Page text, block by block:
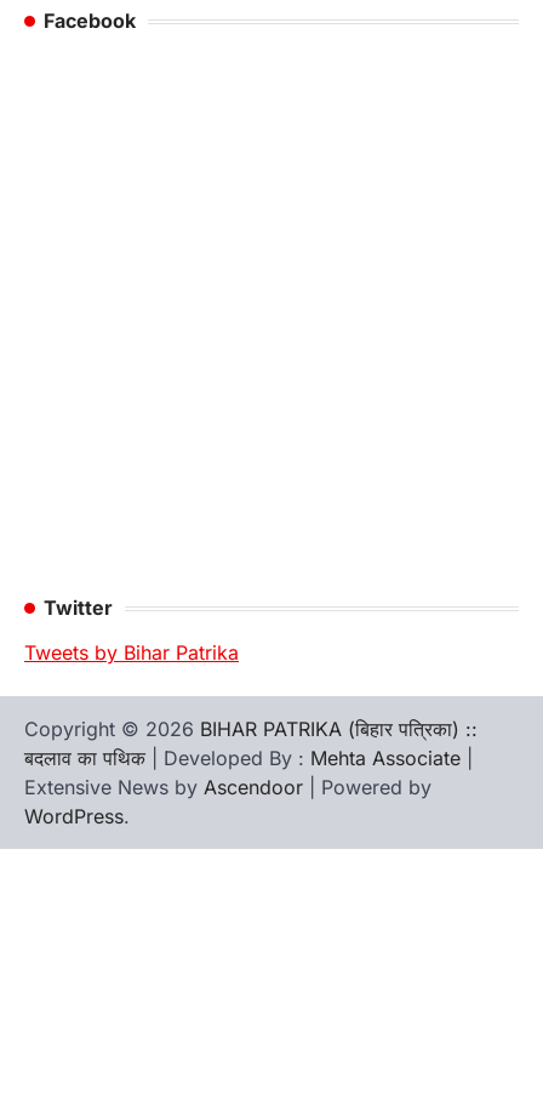
Facebook
Twitter
Tweets by Bihar Patrika
Copyright © 2026 BIHAR PATRIKA (बिहार पत्रिका) ::
बदलाव का पथिक | Developed By : Mehta Associate
Extensive News by Ascendoor | Powered by
WordPress.